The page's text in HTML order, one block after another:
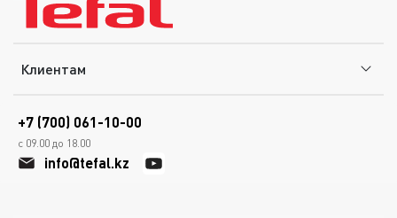
Клиентам
+7 (700) 061-10-00
с 09.00 до 18.00
info@tefal.kz